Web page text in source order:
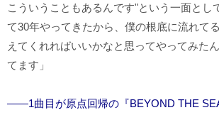
こういうこともあるんです"という一面とし
て30年やってきたから、僕の根底に流れて
えてくれればいいかなと思ってやってみた
てます」
――1曲目が原点回帰の『BEYOND THE